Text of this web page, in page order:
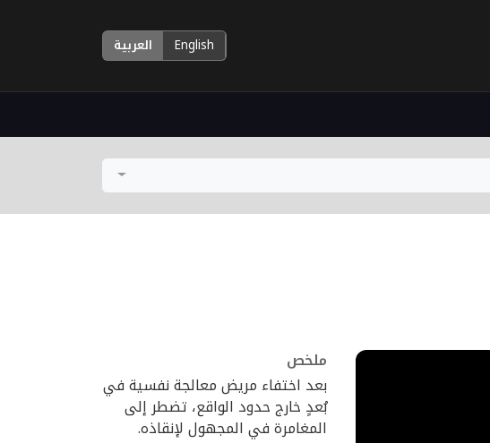
English العربية
ملخص
بعد اختفاء مريض معالجة نفسية في
بُعدٍ خارج حدود الواقع، تضطر إلى
المغامرة في المجهول لإنقاذه.